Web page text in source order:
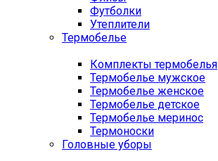
Футболки
Утеплители
Термобелье
Комплекты термобелья
Термобелье мужское
Термобелье женское
Термобелье детское
Термобелье меринос
Термоноски
Головные уборы